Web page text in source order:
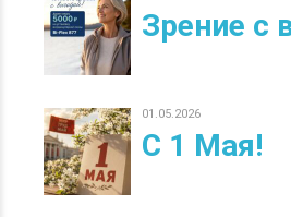
Зрение с
01.05.2026
С 1 Мая!